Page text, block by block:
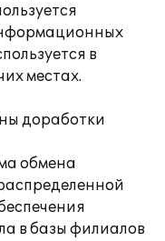
в
местах.
доработки
обмена
в базы филиалов